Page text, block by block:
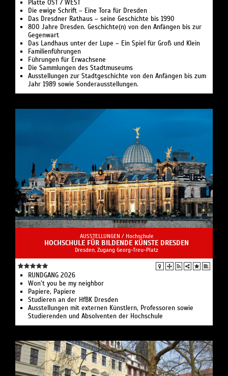
Platte OST / WEST
Die ewige Schrift – Eine Tora für Dresden
Das Dresdner Rathaus – seine Geschichte bis 1990
800 Jahre Dresden. Geschichte(n) von den Anfängen bis zur
Gegenwart
Das Landhaus unter der Lupe – Ein Spiel für Groß und Klein
Familienführungen
Führungen für Erwachsene
Die Sammlungen des Stadtmuseums
Ausstellungen zur Stadtgeschichte von den Anfängen bis zum
Jahr 1989 sowie Sonderausstellungen.
AUSSTELLUNGEN / Hochschule
HOCHSCHULE FÜR BILDENDE KÜNSTE DRESDEN
Dresden, Zugang Georg-Treu-Platz
RUNDGANG 2026
Won’t you be my neighbor
Papiere, Papiere
Studieren an der HfBK Dresden
Ausstellungen mit externen Künstlern, Professoren sowie
Studierenden und Absolventen der Hochschule